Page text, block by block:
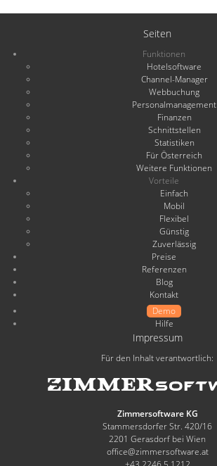
Seiten
Funktionen
Hotelsoftware
Channel-Manager
Webbuchung
Personalmanagement
Finanzen
Schnittstellen
Statistiken
Für Österreich
Weitere Funktionen
Vorteile
Einfach
Mobil
Flexibel
Günstig
Zuverlässig
Preise
Referenzen
Blog
Kontakt
Demo
Hilfe
Impressum
Für den Inhalt verantwortlich:
Zimmersoftware KG
Stammersdorfer Str. 420/16
2201 Gerasdorf bei Wien
office@zimmersoftware.at